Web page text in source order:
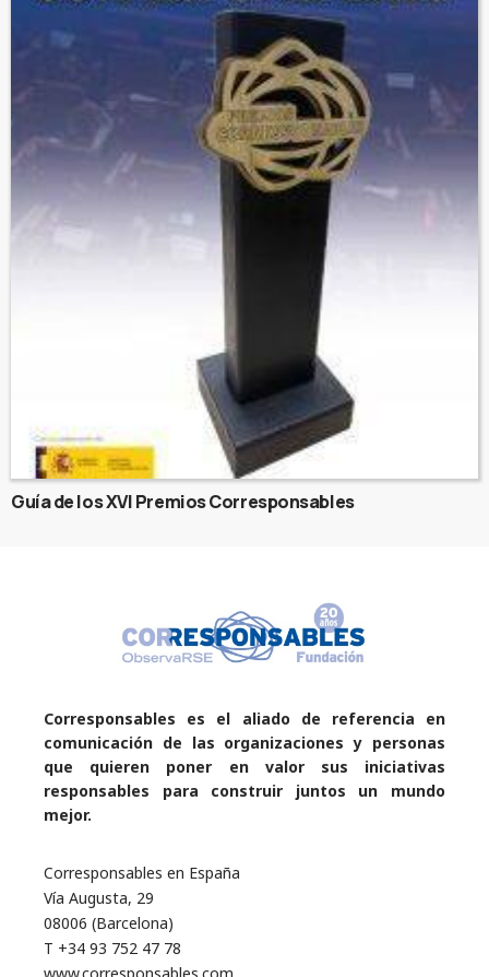
Guía de los XVI Premios Corresponsables
Corresponsables es el aliado de referencia en
comunicación de las organizaciones y personas
que quieren poner en valor sus iniciativas
responsables para construir juntos un mundo
mejor.
Corresponsables en España
Vía Augusta, 29
08006 (Barcelona)
T +34 93 752 47 78